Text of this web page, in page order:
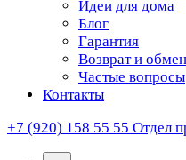
Идеи для дома
Блог
Гарантия
Возврат и обмен
Частые вопросы
Контакты
+7 (920) 158 55 55 Отдел